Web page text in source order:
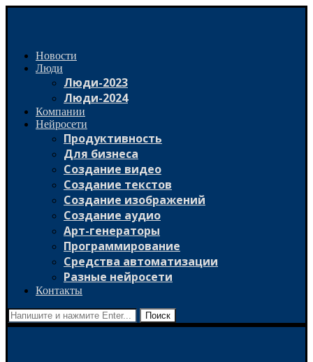
Новости
Люди
Люди-2023
Люди-2024
Компании
Нейросети
Продуктивность
Для бизнеса
Создание видео
Создание текстов
Создание изображений
Создание аудио
Арт-генераторы
Программирование
Средства автоматизации
Разные нейросети
Контакты
Поиск